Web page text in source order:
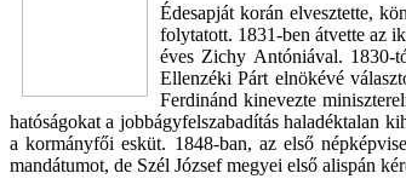
Édesapját korán elvesztette,
folytatott. 1831-ben átvette az
éves Zichy Antóniával. 1830-
Ellenzéki Párt elnökévé
Ferdinánd kinevezte
hatóságokat a jobbágyfelszabadítás haladéktalan
a kormányfői esküt. 1848-ban, az első
mandátumot, de Szél József megyei első alispán